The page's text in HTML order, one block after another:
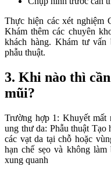
Thực hiện các xét nghiệm
Khám thêm các chuyên
khách hàng. Khám tư
phẫu thuật.
3. Khi nào thì
mũi?
Trường hợp 1: Khuyết mất
ung thư da: Phẫu thuật
các vạt da tại chỗ hoặc
hạn chế sẹo và không
xung quanh